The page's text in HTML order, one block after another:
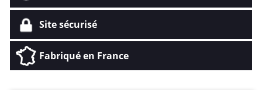
Site sécurisé
Fabriqué en France